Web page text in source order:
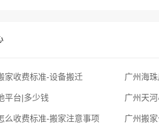
家收费标准-设备搬迁 广州海
平台|多少钱 广州天
么收费标准-搬家注意事项